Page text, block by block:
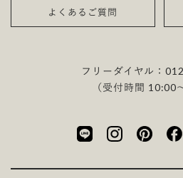
よくあるご質問
フリーダイヤル：
（受付時間 10:00